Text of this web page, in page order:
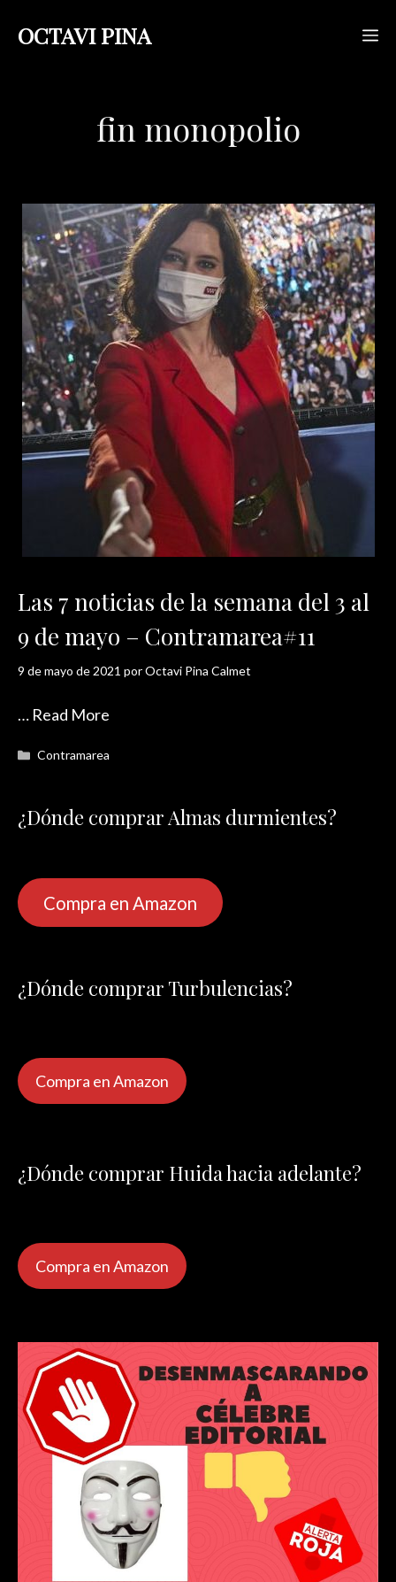
OCTAVI PINA
fin monopolio
Las 7 noticias de la semana del 3 al
9 de mayo – Contramarea#11
9 de mayo de 2021 porOctavi Pina Calmet
… Read More
Categorías
Contramarea
¿Dónde comprar Almas durmientes?
Compra en Amazon
¿Dónde comprar Turbulencias?
Compra en Amazon
¿Dónde comprar Huida hacia adelante?
Compra en Amazon